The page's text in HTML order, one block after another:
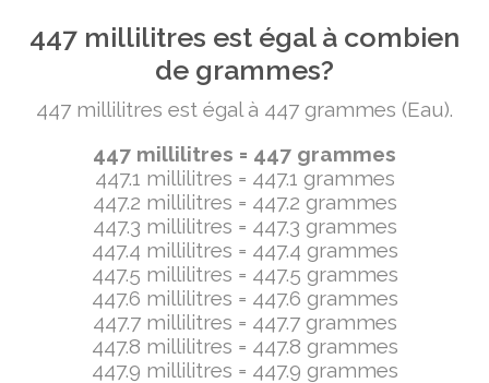
447 millilitres est égal à combien
de grammes?
447 millilitres est égal à 447 grammes (Eau).
447 millilitres = 447 grammes
447.1 millilitres = 447.1 grammes
447.2 millilitres = 447.2 grammes
447.3 millilitres = 447.3 grammes
447.4 millilitres = 447.4 grammes
447.5 millilitres = 447.5 grammes
447.6 millilitres = 447.6 grammes
447.7 millilitres = 447.7 grammes
447.8 millilitres = 447.8 grammes
447.9 millilitres = 447.9 grammes